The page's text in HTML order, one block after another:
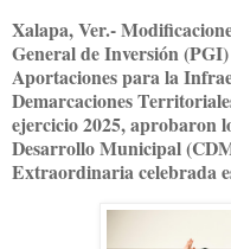
Xalapa, Ver.-
General de Inversión
Aportaciones para la
Demarcaciones
ejercicio 2025, aprobaron
Desarrollo Municipal
Extraordinaria celebrada